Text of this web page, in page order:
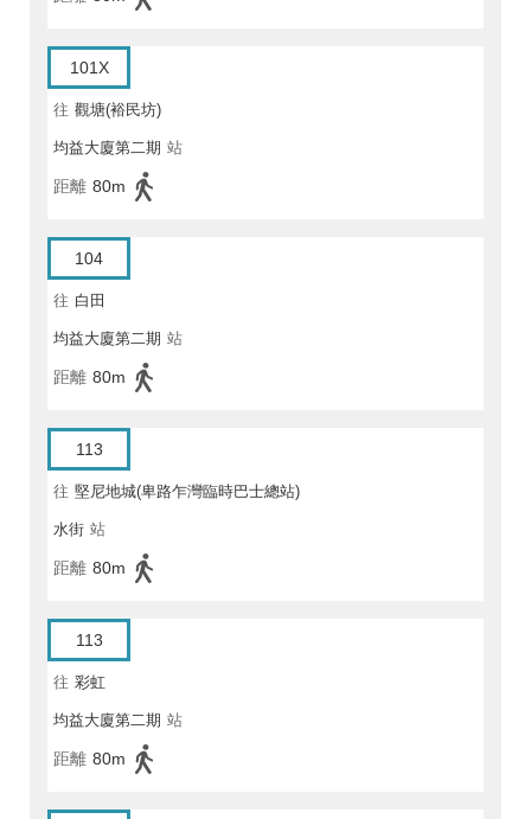
101X
往 觀塘(裕民坊)
均益大廈第二期 站
距離 80m
104
往 白田
均益大廈第二期 站
距離 80m
113
往 堅尼地城(卑路乍灣臨時巴士總站)
水街 站
距離 80m
113
往 彩虹
均益大廈第二期 站
距離 80m